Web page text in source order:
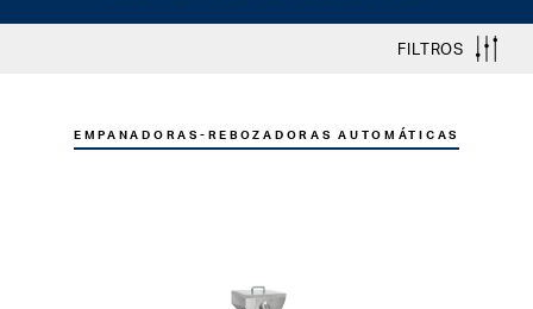
FILTROS
EMPANADORAS-REBOZADORAS AUTOMÁTICAS